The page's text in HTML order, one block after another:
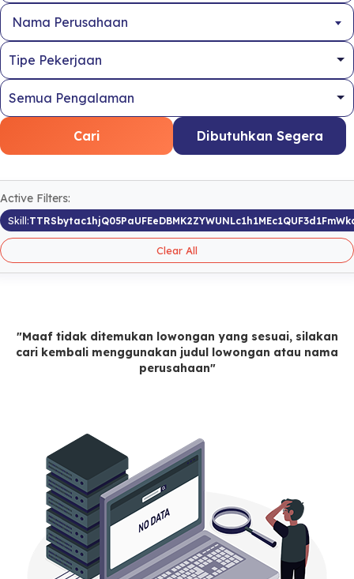
Nama Perusahaan
Cari Dibutuhkan Segera
Active Filters:
Skill:
Clear All
"Maaf tidak ditemukan lowongan yang sesuai, silakan
cari kembali menggunakan judul lowongan atau nama
perusahaan"